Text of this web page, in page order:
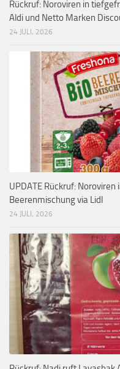
Rückruf: Noroviren in
Aldi und Netto Marken
24 JULI, 2026
UPDATE Rückruf:
Beerenmischung via Lidl
24 JULI, 2026